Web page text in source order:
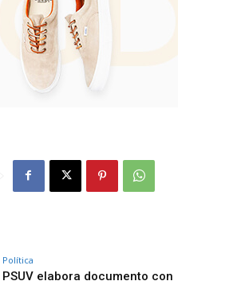
Política
PSUV elabora documento con